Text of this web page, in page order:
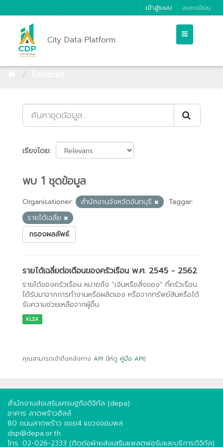
เข้าสู่ระบบ ลงทะเบียน
City Data Platform
เรียงโดย
พบ 1 ชุดข้อมูล
Organisationer: สำนักงานจังหวัดจันทบุรี
Taggar:
รายได้เฉลี่ย
กรองผลลัพธ์
รายได้เฉลี่ยต่อเดือนของครัวเรือน พ.ศ. 2545 - 2562
รายได้ของครัวเรือน หมายถึง “เงินหรือสิ่งของ” ที่ครัวเรือน
ได้รับมาจากการทำงานหรือผลิตเอง หรือจากทรัพย์สินหรือได้
รับความช่วยเหลือจากผู้อื่น
XLSX
คุณสามารถเข้าถึงคลังทาง API (ให้ดู คู่มือ API).
สำนักงานส่งเสริมเศรษฐกิจดิจิทัล (depa)
อาคาร ลาดพร้าวฮิลล์
80 ถนนลาดพร้าว ซอย4 แขวงจอมพล
dsp@depa.or.th
โทร. 02-026-2333 (ติดต่อฝ่ายส่งเสริมแพลตฟอร์มและบริการดิจิทัล)